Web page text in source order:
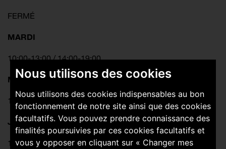
Nous utilisons des cookies
Nous utilisons des cookies indispensables au bon
fonctionnement de notre site ainsi que des cookies
facultatifs. Vous pouvez prendre connaissance des
finalités poursuivies par ces cookies facultatifs et
vous y opposer en cliquant sur « Changer mes
FERMÉ
MARDI
10:00-13:00 / 14:00-19:00
MERCREDI
10:00-13:00 / 14:00-19:00
JEUDI
10:00-13:00 / 14:00-19:00